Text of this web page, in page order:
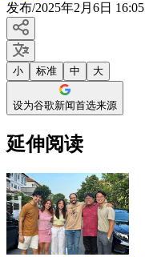
发布/2025年2月6日 16:05
小 标准 中 大
设为谷歌新闻首选来源
延伸阅读